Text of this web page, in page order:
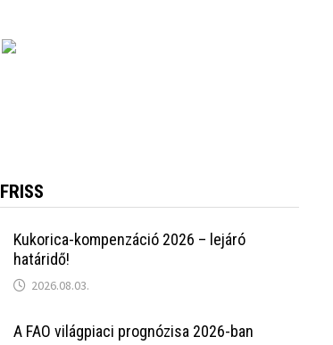
FRISS
Kukorica-kompenzáció 2026 – lejáró
határidő!
2026.08.03.
A FAO világpiaci prognózisa 2026-ban